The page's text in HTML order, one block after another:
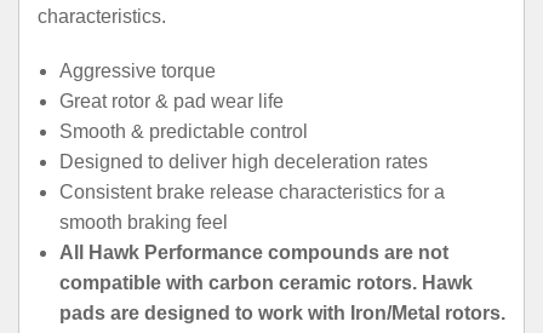
characteristics.
Aggressive torque
Great rotor & pad wear life
Smooth & predictable control
Designed to deliver high deceleration rates
Consistent brake release characteristics for a
smooth braking feel
All Hawk Performance compounds are not
compatible with carbon ceramic rotors. Hawk
pads are designed to work with Iron/Metal rotors.